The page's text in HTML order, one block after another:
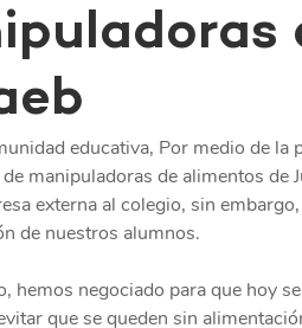
educativa, Por medio de
manipuladoras de alimentos
externa al colegio, sin
de nuestros alumnos.
hemos negociado para que hoy
que se queden sin